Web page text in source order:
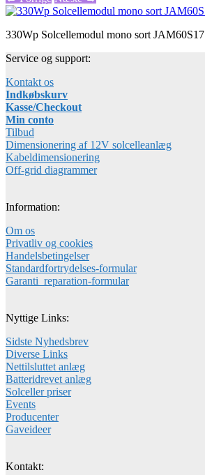
330Wp Solcellemodul mono sort JAM60S17
Service og support:
Kontakt os
Indkøbskurv
Kasse/Checkout
Min conto
Tilbud
Dimensionering af 12V solcelleanlæg
Kabeldimensionering
Off-grid diagrammer
Information:
Om os
Privatliv og cookies
Handelsbetingelser
Standardfortrydelses-formular
Garanti_reparation-formular
Nyttige Links:
Sidste Nyhedsbrev
Diverse Links
Nettilsluttet anlæg
Batteridrevet anlæg
Solceller priser
Events
Producenter
Gaveideer
Kontakt: